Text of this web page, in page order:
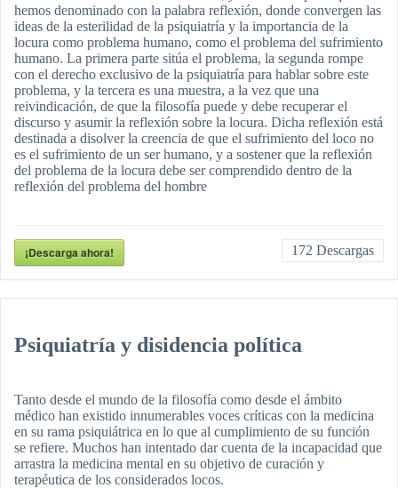
hemos denominado con la palabra reflexión, donde convergen las
ideas de la esterilidad de la psiquiatría y la importancia de la
locura como problema humano, como el problema del sufrimiento
humano. La primera parte sitúa el problema, la segunda rompe
con el derecho exclusivo de la psiquiatría para hablar sobre este
problema, y la tercera es una muestra, a la vez que una
reivindicación, de que la filosofía puede y debe recuperar el
discurso y asumir la reflexión sobre la locura. Dicha reflexión está
destinada a disolver la creencia de que el sufrimiento del loco no
es el sufrimiento de un ser humano, y a sostener que la reflexión
del problema de la locura debe ser comprendido dentro de la
reflexión del problema del hombre
¡Descarga ahora! 172 Descargas
Psiquiatría y disidencia política
Tanto desde el mundo de la filosofía como desde el ámbito
médico han existido innumerables voces críticas con la medicina
en su rama psiquiátrica en lo que al cumplimiento de su función
se refiere. Muchos han intentado dar cuenta de la incapacidad que
arrastra la medicina mental en su objetivo de curación y
terapéutica de los considerados locos.